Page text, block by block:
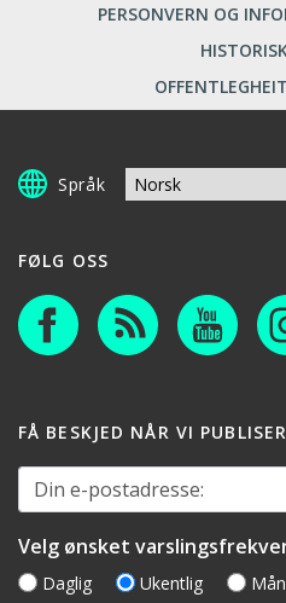
PERSONVERN OG
Språk
FØLG OSS
FÅ BESKJED NÅR VI
Din e-postadresse:
Velg ønsket
Daglig Ukentlig